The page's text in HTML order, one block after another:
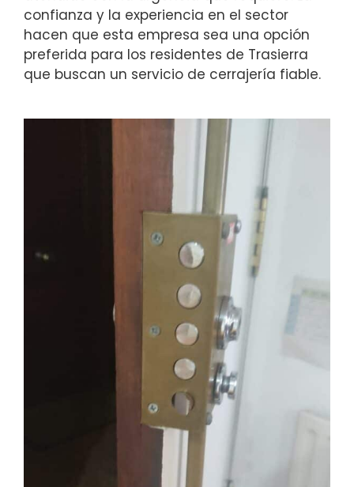
confianza y la experiencia en el sector
hacen que esta empresa sea una opción
preferida para los residentes de Trasierra
que buscan un servicio de cerrajería fiable.